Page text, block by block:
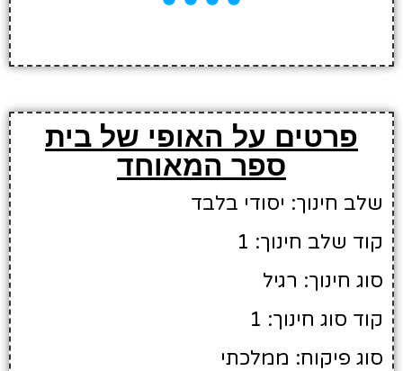
פרטים על האופי של בית
ספר המאוחד
שלב חינוך: יסודי בלבד
קוד שלב חינוך: 1
סוג חינוך: רגיל
קוד סוג חינוך: 1
סוג פיקוח: ממלכתי